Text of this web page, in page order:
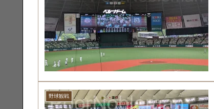
野球観戦